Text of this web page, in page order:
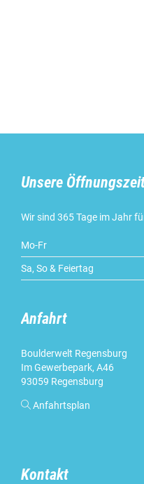
Unsere
Wir sind 365 Tage im Jahr
Mo-Fr
Sa, So & Feiertag
Anfahrt
Boulderwelt Regensburg
Im Gewerbepark, A46
93059 Regensburg
 Anfahrtsplan
Kontakt